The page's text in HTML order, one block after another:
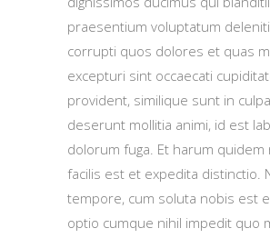
praesentium voluptatum
corrupti quos dolores et quas
excepturi sint occaecati
provident, similique sunt in
deserunt mollitia animi, id est
dolorum fuga. Et harum quidem
facilis est et expedita distinctio.
tempore, cum soluta nobis est
optio cumque nihil impedit quo